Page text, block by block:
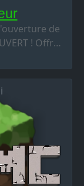
de
! Offre
Pour toute
vous sur